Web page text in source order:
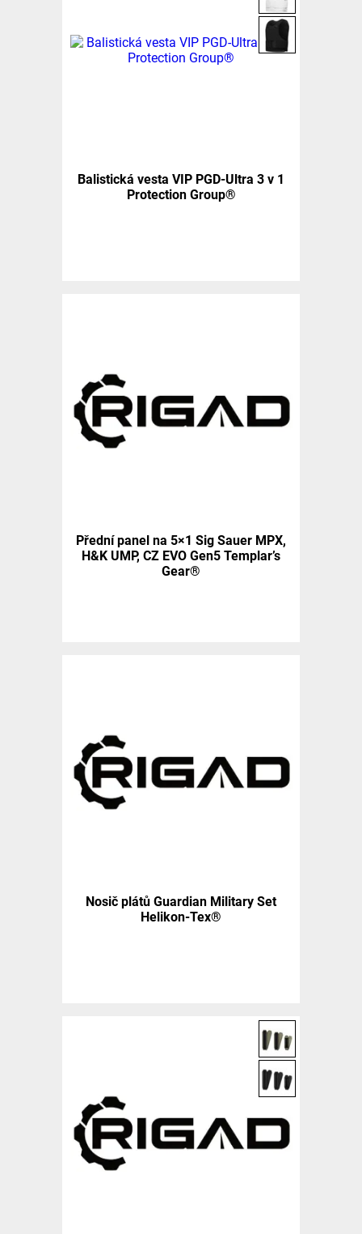
Balistická vesta VIP PGD-Ultra 3 v 1
Protection Group®
Přední panel na 5×1 Sig Sauer MPX,
H&K UMP, CZ EVO Gen5 Templar’s
Gear®
Nosič plátů Guardian Military Set
Helikon-Tex®